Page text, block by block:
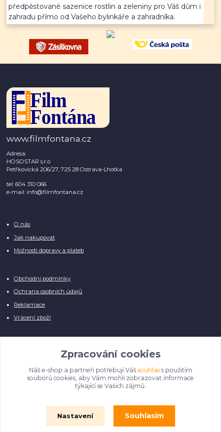
předpěstované sazenice rostlin a zeleniny pro Váš dům i
zahradu přímo od Vašeho bylinkáře a zahradníka.
www.filmfontana.cz
Adresa:
HOSOSTAR s.r.o
Petřkovická 206/27, 725 28 Ostrava-Lhotka
tel: 604 310 066
e-mail: info@filmfontana.cz
O nás
Jak nakupovat
Možnosti dopravy a plateb
Obchodní podmínky
Ochrana osobních údajů
Reklamace
Vrácení zboží
Manuálně pro Vás kontrolujeme každý produkt, přesto se může stát, že u
několika z nich je vyobrazen pouze obrázek informativního charakteru.
Omlouváme se, na úpravě databáze pilně pracujeme.
Zpracování cookies
Náš e-shop a partneři potřebují Váš souhlass použitím
souborů cookies, aby Vám mohli zobrazovat informace
týkající se Vašich zájmů.
Nastavení Souhlasím